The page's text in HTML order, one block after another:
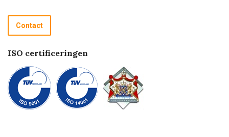
Recycle programma
Betalen
Contact
ISO certificeringen